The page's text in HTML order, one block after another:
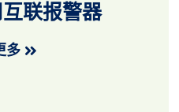
联报警器
多